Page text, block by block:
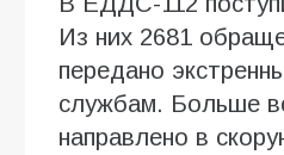
Из них 2681
передано
службам. Больше
направлено в